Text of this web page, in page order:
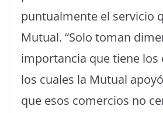
puntualmente el servicio
Mutual. “Solo toman
importancia que tiene los
los cuales la Mutual
que esos comercios no